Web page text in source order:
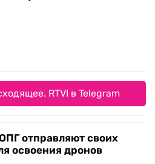
RTVI в Telegram
отправляют своих
освоения дронов